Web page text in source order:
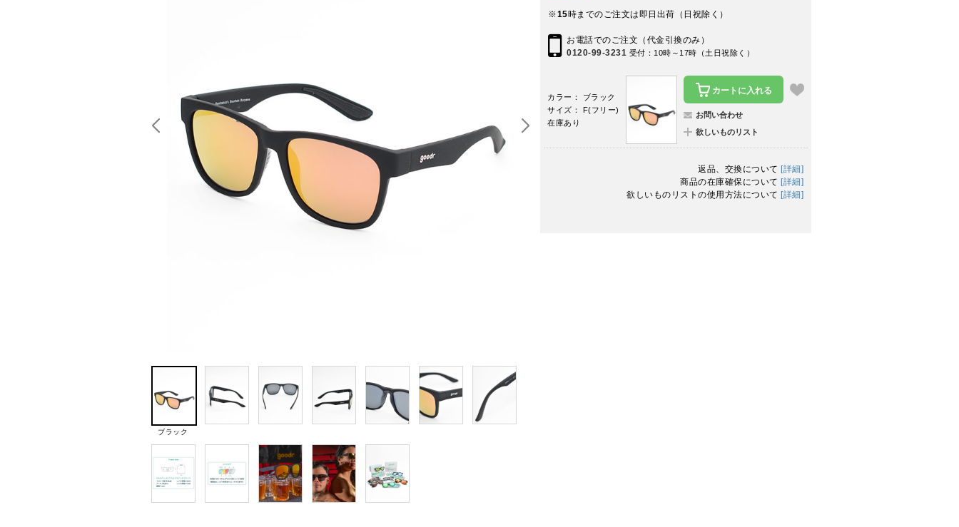
ブラック
※15時までのご注文は即日出荷（日祝除く）
お電話でのご注文（代金引換のみ）
0120-99-3231 受付：10時～17時（土日祝除く）
カラー： ブラック
サイズ： F(フリー)
在庫あり
カートに入れる
お問い合わせ
欲しいものリスト
返品、交換について [詳細]
商品の在庫確保について [詳細]
欲しいものリストの使用方法について [詳細]